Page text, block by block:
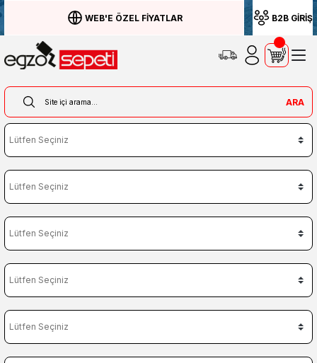
WEB'E ÖZEL FİYATLAR B2B GİRİŞ
ARA